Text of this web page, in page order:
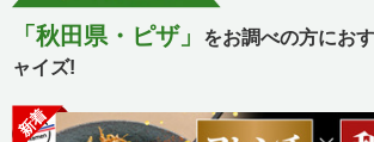
「秋田県・ピザ」
をお調べの方にお
ャイズ!
新着